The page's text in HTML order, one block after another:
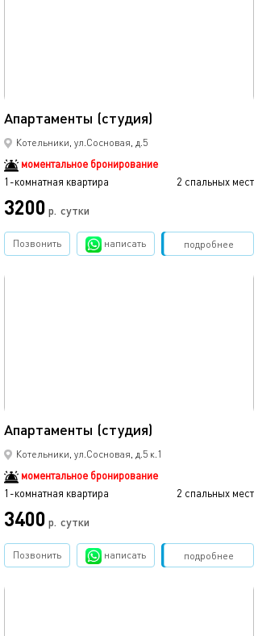
Апартаменты (студия)
Котельники, ул.Сосновая, д.5
моментальное бронирование
1-комнатная квартира
2 спальных мест
3200 р. сутки
подробнее
Позвонить написать Забронировать
Апартаменты (студия)
Котельники, ул.Сосновая, д.5 к.1
моментальное бронирование
1-комнатная квартира
2 спальных мест
3400 р. сутки
подробнее
Позвонить написать Забронировать